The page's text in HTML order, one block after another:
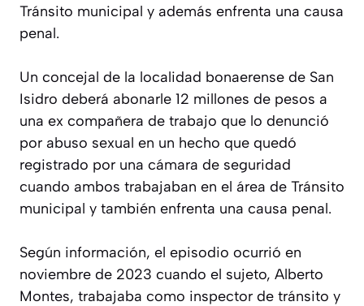
Tránsito municipal y además enfrenta una causa
penal.
Un concejal de la localidad bonaerense de San
Isidro deberá abonarle 12 millones de pesos a
una ex compañera de trabajo que lo denunció
por abuso sexual en un hecho que quedó
registrado por una cámara de seguridad
cuando ambos trabajaban en el área de Tránsito
municipal y también enfrenta una causa penal.
Según información, el episodio ocurrió en
noviembre de 2023 cuando el sujeto, Alberto
Montes, trabajaba como inspector de tránsito y